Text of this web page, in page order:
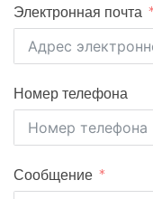
Электронная почта
Номер телефона
Сообщение